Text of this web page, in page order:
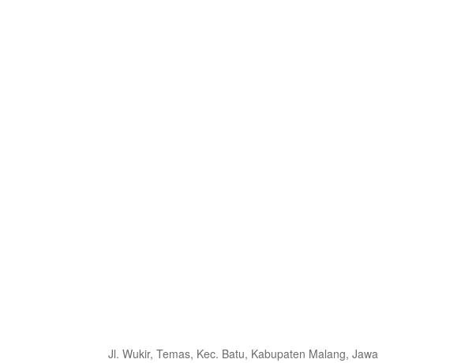
Jl. Wukir, Temas, Kec. Batu, Kabupaten Malang, Jawa